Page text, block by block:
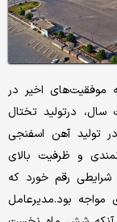
موفقیت‌های اخیر در
درتولید تختال
تن، همچنین در تولید آهن اسفنجی
و ظرفیت بالای
شرایطی رقم خورد که
بود.مدیرعامل